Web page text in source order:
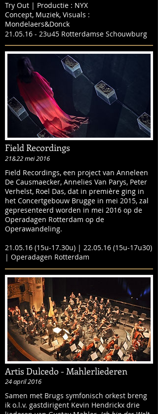
Try Out | Productie : NYX
Concept, Muziek, Visuals :
Mondelaers&Donck
21.05.16 - 23u45 Rotterdamse Schouwburg
Field Recordings
21&22 mei 2016
Field Recordings, een project van Anneleen
De Causmaecker, Annelies Van Parys, Peter
Verhelst, Roel Das, dat in première ging in
het Concertgebouw Brugge in mei 2015, zal
gepresenteerd worden in mei 2016 op de
Operadagen Rotterdam op de
Operawandeling.
21.05.16 (15u-17.30u) | 22.05.16 (15u-17u30)
| Operadagen Rotterdam
Artis Dulcedo - Mahlerliederen
24 april 2016
Samen met Brugs symfonisch orkest breng
ik o.l.v. gastdirigent Kevin Hendrickx drie